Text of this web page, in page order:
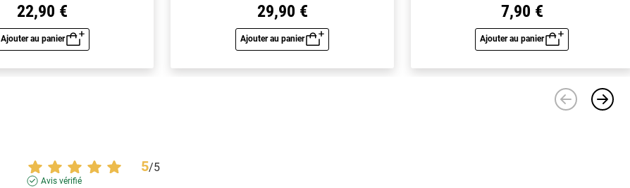
22,90 €
Ajouter au panier
Aperçu rapide
29,90 €
Ajouter au panier
Aperçu rapide
7,90 €
Ajouter au panier
Aperçu rapide
5/5
Avis vérifié